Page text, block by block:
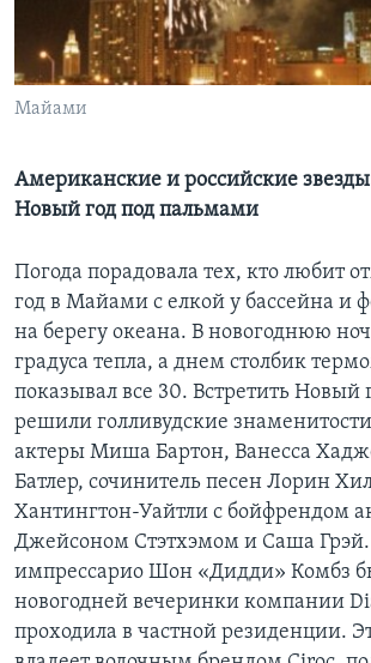
Learning English
СОЦИАЛЬНЫЕ СЕТИ
Языки
Майами
Американские и российские
Новый год под пальмами
Погода порадовала тех, кто любит
год в Майами с елкой у бассейна и
на берегу океана. В новогоднюю
градуса тепла, а днем столбик
показывал все 30. Встретить
решили голливудские
актеры Миша Бартон, Ванесса
Батлер, сочинитель песен Лорин
Хантингтон-Уайтли с бойфрендом
Джейсоном Стэтхэмом и Саша
импрессарио Шон «Дидди» Комбз
новогодней вечеринки компании
проходила в частной резиденции.